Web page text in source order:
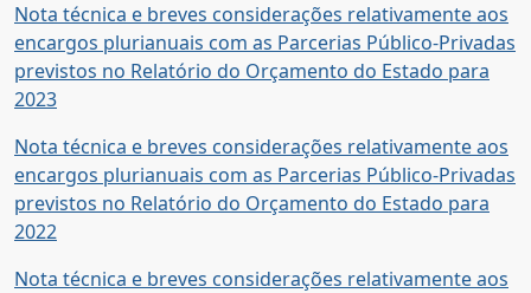
Nota técnica e breves considerações relativamente aos
encargos plurianuais com as Parcerias Público-Privadas
previstos no Relatório do Orçamento do Estado para
2023
Nota técnica e breves considerações relativamente aos
encargos plurianuais com as Parcerias Público-Privadas
previstos no Relatório do Orçamento do Estado para
2022
Nota técnica e breves considerações relativamente aos